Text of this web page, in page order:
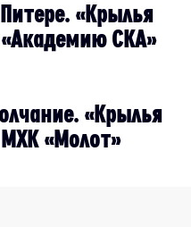
«Крылья
СКА»
«Крылья
«Молот»